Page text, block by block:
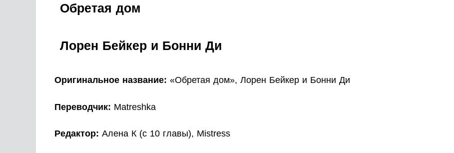
Обретая дом
Лорен Бейкер и Бонни Ди
Оригинальное название: «Обретая дом», Лорен Бейкер и Бонни Ди
Переводчик: Matreshka
Редактор: Алена К (с 10 главы), Mistress